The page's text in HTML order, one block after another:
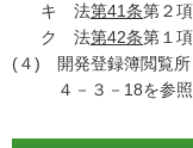
キ 法第41条第２
ク
法第42条第１
(４) 開発登録簿閲覧所
４－３－18を参照